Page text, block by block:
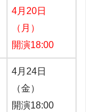
4月20日
（月）
開演18:00
4月24日
（金）
開演18:00